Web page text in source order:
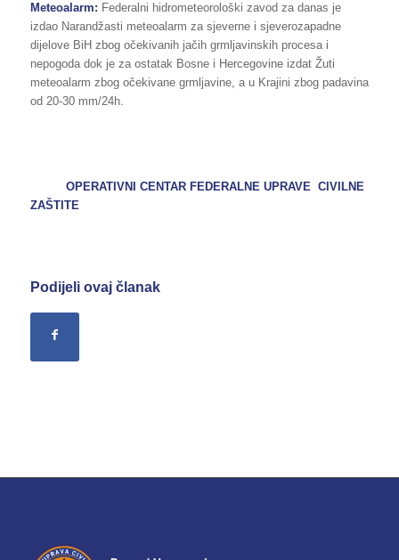
Meteoalarm: Federalni hidrometeorološki zavod za danas je
izdao Narandžasti meteoalarm za sjeverne i sjeverozapadne
dijelove BiH zbog očekivanih jačih grmljavinskih procesa i
nepogoda dok je za ostatak Bosne i Hercegovine izdat Žuti
meteoalarm zbog očekivane grmljavine, a u Krajini zbog padavina
od 20-30 mm/24h.
OPERATIVNI CENTAR FEDERALNE UPRAVE CIVILNE
ZAŠTITE
Podijeli ovaj članak